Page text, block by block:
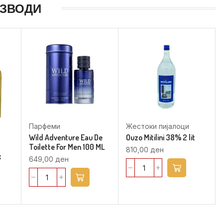
Парфеми
Wild Adventure Eau De
Toilette For Men 100 ML
649,00 ден
Жестоки пијалоци
Ouzo Mitilini 38% 2 lit
810,00 ден